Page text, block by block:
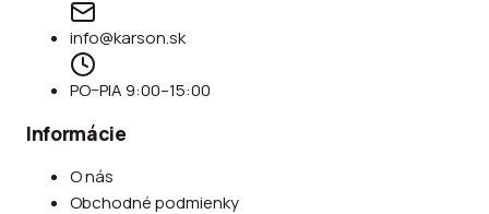
info@karson.sk
PO–PIA 9:00–15:00
Informácie
O nás
Obchodné podmienky